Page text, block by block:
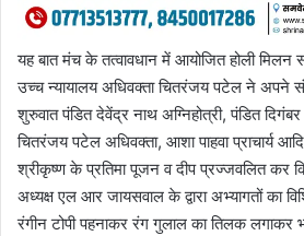
यह बात मंच के तत्वावधान में आयोजित होली मिलन
उच्च न्यायालय अधिवक्ता चितरंजय पटेल ने अपने
शुरुवात पंडित देवेंद्र नाथ अग्निहोत्री, पंडित
चितरंजय पटेल अधिवक्ता, आशा पाहवा प्राचार्य आदि
श्रीकृष्ण के प्रतिमा पूजन व दीप प्रज्जवलित कर
अध्यक्ष एल आर जायसवाल के द्वारा अभ्यागतों का
रंगीन टोपी पहनाकर रंग गुलाल का तिलक लगाकर